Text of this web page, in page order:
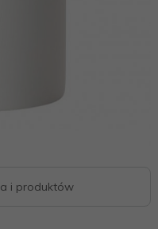
i produktów